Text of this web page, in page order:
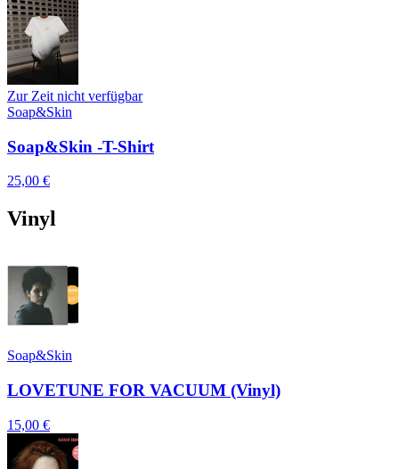
Zur Zeit nicht verfügbar
Soap&Skin
Soap&Skin -T-Shirt
25,00 €
Vinyl
Soap&Skin
LOVETUNE FOR VACUUM (Vinyl)
15,00 €